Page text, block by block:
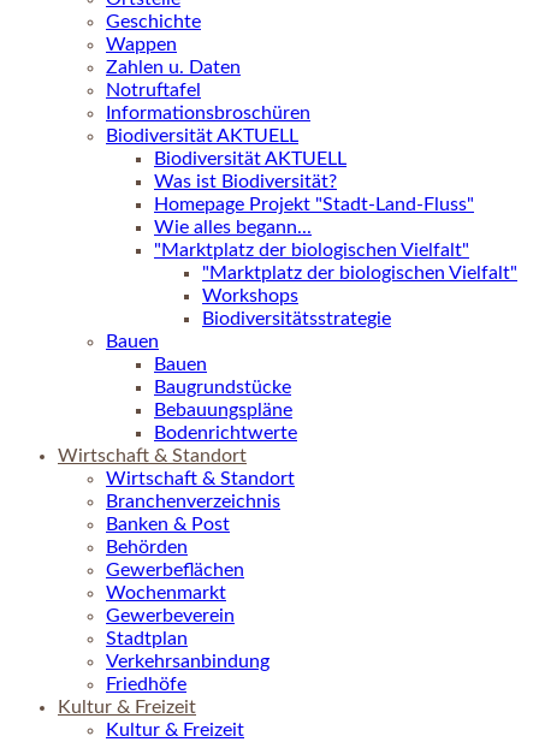
Geschichte
Wappen
Zahlen u. Daten
Notruftafel
Informationsbroschüren
Biodiversität AKTUELL
Biodiversität AKTUELL
Was ist Biodiversität?
Homepage Projekt "Stadt-Land-Fluss"
Wie alles begann...
"Marktplatz der biologischen Vielfalt"
"Marktplatz der biologischen Vielfalt"
Workshops
Biodiversitätsstrategie
Bauen
Bauen
Baugrundstücke
Bebauungspläne
Bodenrichtwerte
Wirtschaft & Standort
Wirtschaft & Standort
Branchenverzeichnis
Banken & Post
Behörden
Gewerbeflächen
Wochenmarkt
Gewerbeverein
Stadtplan
Verkehrsanbindung
Friedhöfe
Kultur & Freizeit
Kultur & Freizeit